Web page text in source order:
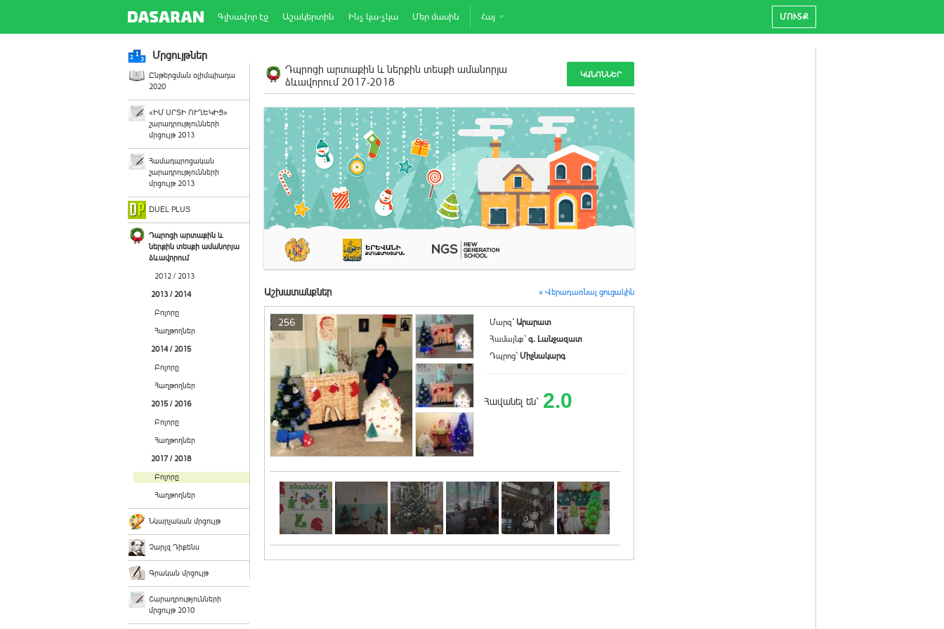
Գլխավոր էջ Աշակերտին Ինչ կա-չկա Մեր մասին Հայ ՄՈՒՏՔ
Մրցույթներ
Ընթերցման օլիմպիադա
2020
«ԻՄ ՍՐՏԻ ՈՒՂԵԿԻՑ»
շարադրությունների
մրցույթ 2013
Համադպրոցական
շարադրությունների
մրցույթ 2013
DUEL PLUS
Դպրոցի արտաքին և
ներքին տեսքի ամանորյա
ձևավորում
2012 / 2013
2013 / 2014
Բոլորը
Հաղթողներ
2014 / 2015
Բոլորը
Հաղթողներ
2015 / 2016
Բոլորը
Հաղթողներ
2017 / 2018
Բոլորը
Հաղթողներ
Նկարչական մրցույթ
Չարլզ Դիքենս
Գրական մրցույթ
Շարադրությունների
մրցույթ 2010
Դպրոցի արտաքին և ներքին տեսքի ամանորյա
ձևավորում 2017-2018
ԿԱՆՈՆՆԵՐ
Աշխատանքներ « Վերադառնալ ցուցակին
256 Մարզ` Արարատ
Համայնք` գ. Լանջազատ
Դպրոց` Միջնակարգ
Հավանել են` 2.0